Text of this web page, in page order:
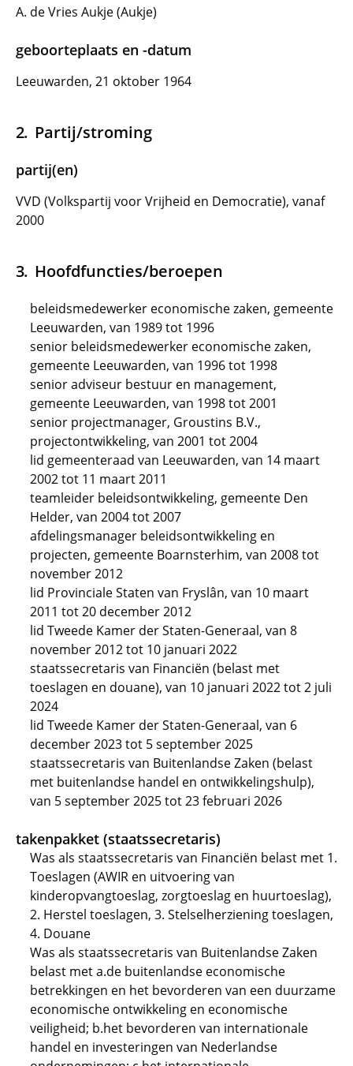
A. de Vries Aukje (Aukje)
geboorteplaats en -datum
Leeuwarden, 21 oktober 1964
Partij/stroming
partij(en)
VVD (Volkspartij voor Vrijheid en Democratie), vanaf
2000
Hoofdfuncties/beroepen
beleidsmedewerker economische zaken, gemeente
Leeuwarden, van 1989 tot 1996
senior beleidsmedewerker economische zaken,
gemeente Leeuwarden, van 1996 tot 1998
senior adviseur bestuur en management,
gemeente Leeuwarden, van 1998 tot 2001
senior projectmanager, Groustins B.V.,
projectontwikkeling, van 2001 tot 2004
lid gemeenteraad van Leeuwarden, van 14 maart
2002 tot 11 maart 2011
teamleider beleidsontwikkeling, gemeente Den
Helder, van 2004 tot 2007
afdelingsmanager beleidsontwikkeling en
projecten, gemeente Boarnsterhim, van 2008 tot
november 2012
lid Provinciale Staten van Fryslân, van 10 maart
2011 tot 20 december 2012
lid Tweede Kamer der Staten-Generaal, van 8
november 2012 tot 10 januari 2022
staatssecretaris van Financiën (belast met
toeslagen en douane), van 10 januari 2022 tot 2 juli
2024
lid Tweede Kamer der Staten-Generaal, van 6
december 2023 tot 5 september 2025
staatssecretaris van Buitenlandse Zaken (belast
met buitenlandse handel en ontwikkelingshulp),
van 5 september 2025 tot 23 februari 2026
takenpakket (staatssecretaris)
Was als staatssecretaris van Financiën belast met 1.
Toeslagen (AWIR en uitvoering van
kinderopvangtoeslag, zorgtoeslag en huurtoeslag),
2. Herstel toeslagen, 3. Stelselherziening toeslagen,
4. Douane
Was als staatssecretaris van Buitenlandse Zaken
belast met a.de buitenlandse economische
betrekkingen en het bevorderen van een duurzame
economische ontwikkeling en economische
veiligheid; b.het bevorderen van internationale
handel en investeringen van Nederlandse